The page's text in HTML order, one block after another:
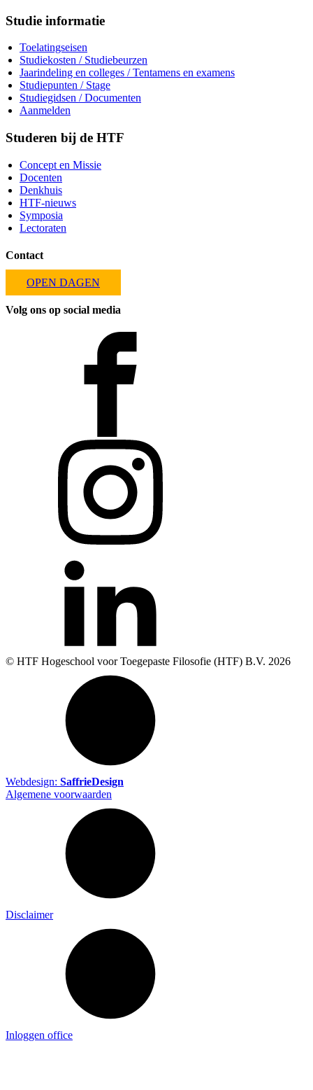
Studie informatie
Toelatingseisen
Studiekosten / Studiebeurzen
Jaarindeling en colleges / Tentamens en examens
Studiepunten / Stage
Studiegidsen / Documenten
Aanmelden
Studeren bij de HTF
Concept en Missie
Docenten
Denkhuis
HTF-nieuws
Symposia
Lectoraten
Contact
OPEN DAGEN
Volg ons op social media
© HTF Hogeschool voor Toegepaste Filosofie (HTF) B.V. 2026
Webdesign: SaffrieDesign
Algemene voorwaarden
Disclaimer
Inloggen office